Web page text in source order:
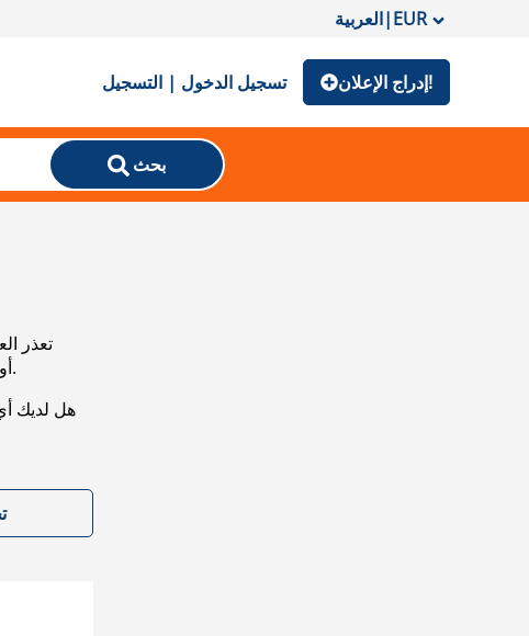
العربية|EUR
تسجيل الدخول | التسجيل إدراج الإعلان!
بحث
تعذر
URL، أو عرض خريطة الموقع الخاصة بنا لمساعدتك في العثور على ما تريد.
هل لديك